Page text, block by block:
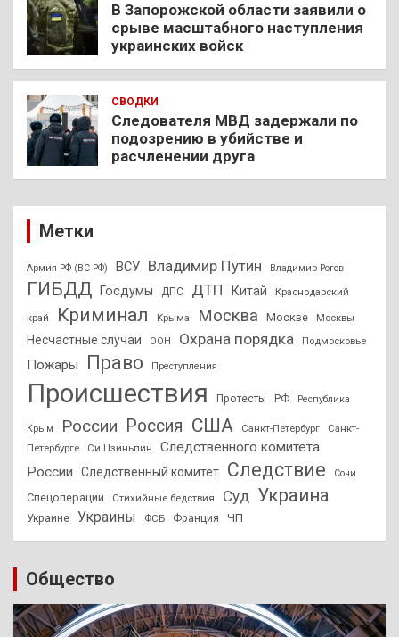
В Запорожской области заявили о
срыве масштабного наступления
украинских войск
СВОДКИ
Следователя МВД задержали по
подозрению в убийстве и
расчленении друга
Метки
Армия РФ (ВС РФ) ВСУ Владимир Путин Владимир Рогов
ГИБДД Госдумы ДПС ДТП Китай Краснодарский
край Криминал Крыма Москва Москве Москвы
Несчастные случаи ООН Охрана порядка Подмосковье
Пожары Право Преступления
Происшествия Протесты РФ Республика
Крым России Россия США Санкт-Петербург
Санкт-
Петербурге
Си Цзиньпин
Следственного комитета
России
Следственный комитет Следствие Сочи
Спецоперации Стихийные бедствия Суд Украина
Украине Украины ФСБ Франция ЧП
Общество